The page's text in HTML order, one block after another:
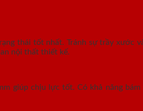
thái tốt nhất. Tránh sự trầy xước
nội thất thiết kế.
giúp chịu lực tốt. Có khả năng bám